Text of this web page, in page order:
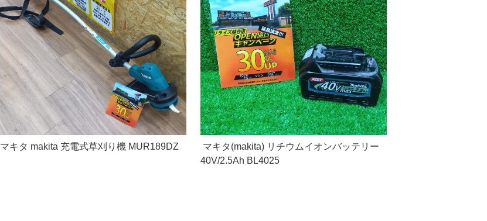
マキタ makita 充電式草刈り機 MUR189DZ
マキタ(makita) リチウムイオンバッテリー
40V/2.5Ah BL4025